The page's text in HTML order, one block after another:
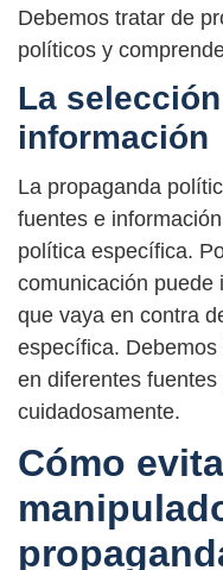
Debemos tratar de
políticos y
La
información
La propaganda
fuentes e
política específica.
comunicación puede
que vaya en contra
específica.
en diferentes
cuidadosamente.
Cómo